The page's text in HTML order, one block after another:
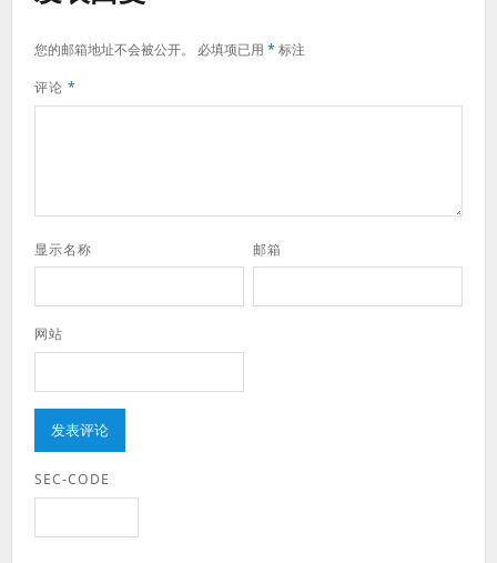
您的邮箱地址不会被公开。 必填项已用 *标注
评论 *
显示名称 邮箱
网站
SEC-CODE